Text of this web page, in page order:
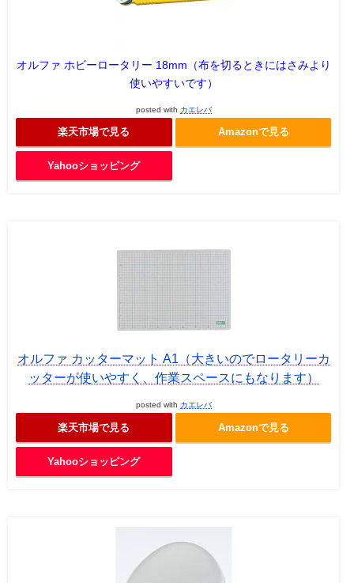
オルファ ホビーロータリー 18mm（布を切るときにはさみより
使いやすいです）
posted with カエレバ
楽天市場で見る Amazonで見る
Yahooショッピング
オルファ カッターマット A1（大きいのでロータリーカ
ッターが使いやすく、作業スペースにもなります）
posted with カエレバ
楽天市場で見る Amazonで見る
Yahooショッピング